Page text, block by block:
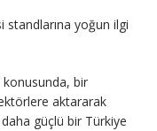
yoğun ilgi
konusunda, bir
aktararak
güçlü bir Türkiye